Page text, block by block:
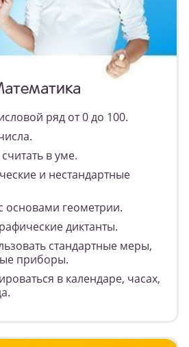
ряд от 0 до 100.
в уме.
и нестандартные
основами геометрии.
диктанты.
стандартные меры,
приборы.
в календаре, часах,